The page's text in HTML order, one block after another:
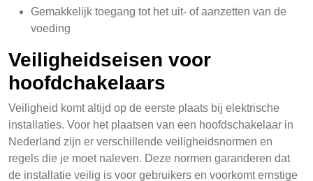
Gemakkelijk toegang tot het uit- of aanzetten van de
voeding
Veiligheidseisen voor
hoofdchakelaars
Veiligheid komt altijd op de eerste plaats bij elektrische
installaties. Voor het plaatsen van een hoofdschakelaar in
Nederland zijn er verschillende veiligheidsnormen en
regels die je moet naleven. Deze normen garanderen dat
de installatie veilig is voor gebruikers en voorkomt ernstige